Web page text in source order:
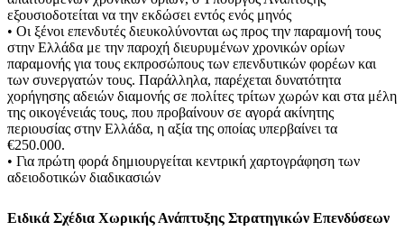
εξουσιοδοτείται να την εκδώσει εντός ενός μηνός
• Οι ξένοι επενδυτές διευκολύνονται ως προς την παραμονή τους
στην Ελλάδα με την παροχή διευρυμένων χρονικών ορίων
παραμονής για τους εκπροσώπους των επενδυτικών φορέων και
των συνεργατών τους. Παράλληλα, παρέχεται δυνατότητα
χορήγησης αδειών διαμονής σε πολίτες τρίτων χωρών και στα μέλη
της οικογένειάς τους, που προβαίνουν σε αγορά ακίνητης
περιουσίας στην Ελλάδα, η αξία της οποίας υπερβαίνει τα
€250.000.
• Για πρώτη φορά δημιουργείται κεντρική χαρτογράφηση των
αδειοδοτικών διαδικασιών
Ειδικά Σχέδια Χωρικής Ανάπτυξης Στρατηγικών Επενδύσεων